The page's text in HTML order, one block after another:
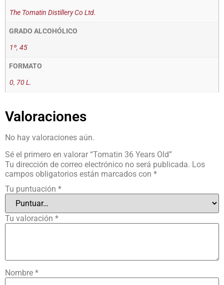
The Tomatin Distillery Co Ltd.
GRADO ALCOHÓLICO
1º, 45
FORMATO
0, 70 L.
Valoraciones
No hay valoraciones aún.
Sé el primero en valorar “Tomatin 36 Years Old”
Tu dirección de correo electrónico no será publicada. Los
campos obligatorios están marcados con *
Tu puntuación *
Tu valoración *
Nombre *